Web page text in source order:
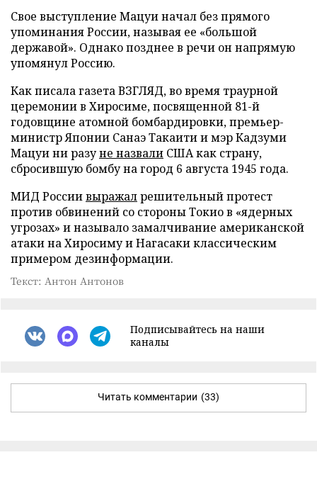
Свое выступление Мацуи начал без прямого
упоминания России, называя ее «большой
державой». Однако позднее в речи он напрямую
упомянул Россию.
Как писала газета ВЗГЛЯД, во время траурной
церемонии в Хиросиме, посвященной 81-й
годовщине атомной бомбардировки, премьер-
министр Японии Санаэ Такаити и мэр Кадзуми
Мацуи ни разуне назвали США как страну,
сбросившую бомбу на город 6 августа 1945 года.
МИД Россиивыражалрешительный протест
против обвинений со стороны Токио в «ядерных
угрозах» и называло замалчивание американской
атаки на Хиросиму и Нагасаки классическим
примером дезинформации.
Текст: Антон Антонов
Подписывайтесь на наши
каналы
Читать комментарии (33)